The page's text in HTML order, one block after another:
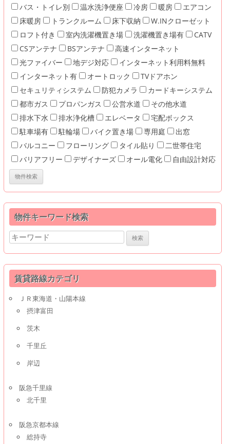
バス・トイレ別
温水洗浄便座 冷房 暖房
エアコン
床暖房
トランクルーム 床下収納
W.INクローゼット
ロフト付き
室内洗濯機置き場 洗濯機置き場有
CATV
CSアンテナ
BSアンテナ
高速インターネット
光ファイバー
地デジ対応
インターネット利用料無料
インターネット有
オートロック
TVドアホン
セキュリティシステム
防犯カメラ
カードキーシステム
都市ガス
プロパンガス 公営水道
その他水道
排水下水
排水浄化槽 エレベータ
宅配ボックス
駐車場有
駐輪場 バイク置き場 専用庭
出窓
バルコニー
フローリング タイル貼り
二世帯住宅
バリアフリー
デザイナーズ オール電化 自由設計対応
物件キーワード検索
Search
for:
賃貸路線カテゴリ
ＪＲ東海道・山陽本線
摂津富田
茨木
千里丘
岸辺
阪急千里線
北千里
阪急京都本線
総持寺